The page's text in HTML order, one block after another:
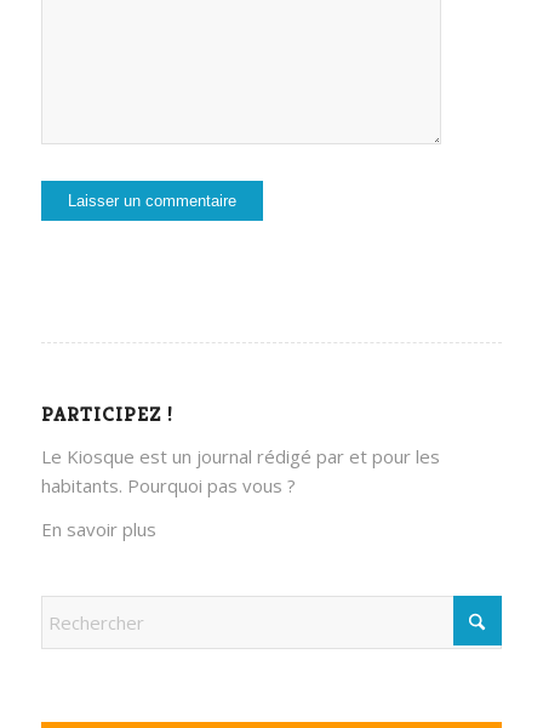
PARTICIPEZ !
Le Kiosque est un journal rédigé par et pour les
habitants. Pourquoi pas vous ?
En savoir plus